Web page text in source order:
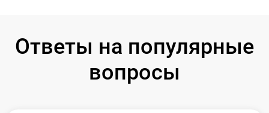
Ответы на популярные
вопросы